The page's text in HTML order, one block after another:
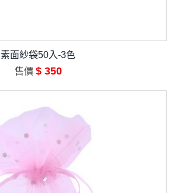
素面紗袋50入-3色
售價 $ 350